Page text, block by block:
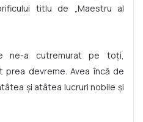
titlu de „Maestru al
ne-a cutremurat pe toți,
devreme. Avea încă de
și atâtea lucruri nobile și